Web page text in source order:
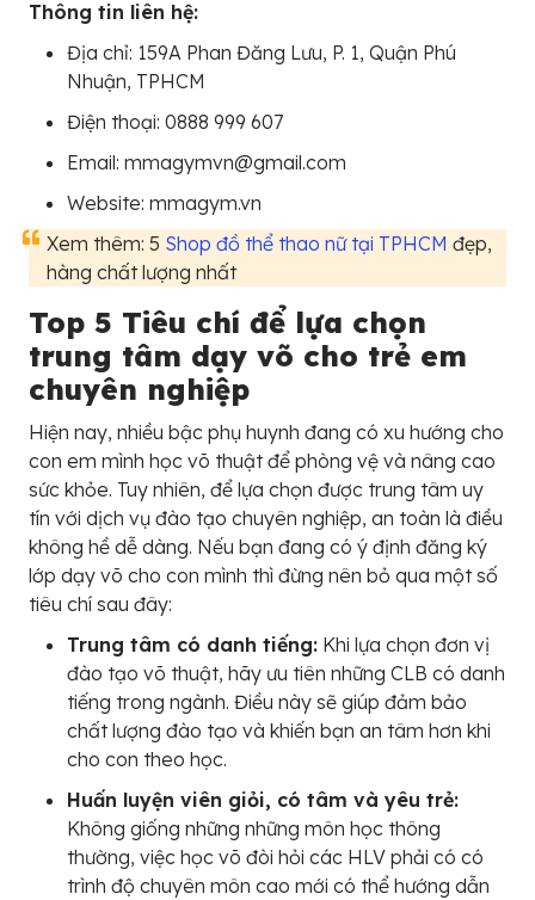
Thông tin liên hệ:
Địa chỉ: 159A Phan Đăng Lưu, P. 1, Quận Phú
Nhuận, TPHCM
Điện thoại: 0888 999 607
Email: mmagymvn@gmail.com
Website: mmagym.vn
Xem thêm: 5 Shop đồ thể thao nữ tại TPHCM đẹp,
hàng chất lượng nhất
Top 5 Tiêu chí để lựa chọn
trung tâm dạy võ cho trẻ em
chuyên nghiệp
Hiện nay, nhiều bậc phụ huynh đang có xu hướng cho
con em mình học võ thuật để phòng vệ và nâng cao
sức khỏe. Tuy nhiên, để lựa chọn được trung tâm uy
tín với dịch vụ đào tạo chuyên nghiệp, an toàn là điều
không hề dễ dàng. Nếu bạn đang có ý định đăng ký
lớp dạy võ cho con mình thì đừng nên bỏ qua một số
tiêu chí sau đây:
Trung tâm có danh tiếng: Khi lựa chọn đơn vị
đào tạo võ thuật, hãy ưu tiên những CLB có danh
tiếng trong ngành. Điều này sẽ giúp đảm bảo
chất lượng đào tạo và khiến bạn an tâm hơn khi
cho con theo học.
Huấn luyện viên giỏi, có tâm và yêu trẻ:
Không giống những những môn học thông
thường, việc học võ đòi hỏi các HLV phải có có
trình độ chuyên môn cao mới có thể hướng dẫn